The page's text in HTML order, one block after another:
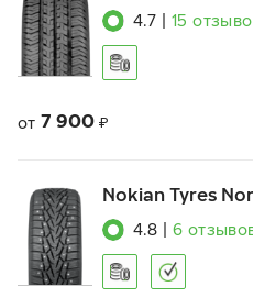
4.7 15
от 7 900 ₽
Nokian Tyres
4.8 6